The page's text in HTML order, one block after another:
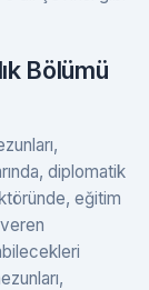
Bölümü
diplomatik
eğitim